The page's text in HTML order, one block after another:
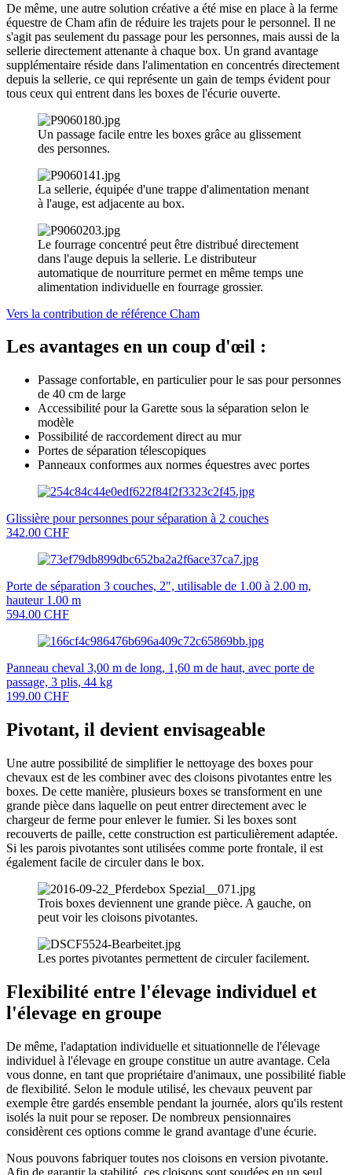
De même, une autre solution créative a été mise en place à la ferme
équestre de Cham afin de réduire les trajets pour le personnel. Il ne
s'agit pas seulement du passage pour les personnes, mais aussi de la
sellerie directement attenante à chaque box. Un grand avantage
supplémentaire réside dans l'alimentation en concentrés directement
depuis la sellerie, ce qui représente un gain de temps évident pour
tous ceux qui entrent dans les boxes de l'écurie ouverte.
Un passage facile entre les boxes grâce au glissement
des personnes.
La sellerie, équipée d'une trappe d'alimentation menant
à l'auge, est adjacente au box.
Le fourrage concentré peut être distribué directement
dans l'auge depuis la sellerie. Le distributeur
automatique de nourriture permet en même temps une
alimentation individuelle en fourrage grossier.
Vers la contribution de référence Cham
Les avantages en un coup d'œil :
Passage confortable, en particulier pour le sas pour personnes
de 40 cm de large
Accessibilité pour la Garette sous la séparation selon le
modèle
Possibilité de raccordement direct au mur
Portes de séparation télescopiques
Panneaux conformes aux normes équestres avec portes
Glissière pour personnes pour séparation à 2 couches
342.00 CHF
Porte de séparation 3 couches, 2", utilisable de 1.00 à 2.00 m,
hauteur 1.00 m
594.00 CHF
Panneau cheval 3,00 m de long, 1,60 m de haut, avec porte de
passage, 3 plis, 44 kg
199.00 CHF
Pivotant, il devient envisageable
Une autre possibilité de simplifier le nettoyage des boxes pour
chevaux est de les combiner avec des cloisons pivotantes entre les
boxes. De cette manière, plusieurs boxes se transforment en une
grande pièce dans laquelle on peut entrer directement avec le
chargeur de ferme pour enlever le fumier. Si les boxes sont
recouverts de paille, cette construction est particulièrement adaptée.
Si les parois pivotantes sont utilisées comme porte frontale, il est
également facile de circuler dans le box.
Trois boxes deviennent une grande pièce. A gauche, on
peut voir les cloisons pivotantes.
Les portes pivotantes permettent de circuler facilement.
Flexibilité entre l'élevage individuel et
l'élevage en groupe
De même, l'adaptation individuelle et situationnelle de l'élevage
individuel à l'élevage en groupe constitue un autre avantage. Cela
vous donne, en tant que propriétaire d'animaux, une possibilité fiable
de flexibilité. Selon le module utilisé, les chevaux peuvent par
exemple être gardés ensemble pendant la journée, alors qu'ils restent
isolés la nuit pour se reposer. De nombreux pensionnaires
considèrent ces options comme le grand avantage d'une écurie.
Nous pouvons fabriquer toutes nos cloisons en version pivotante.
Afin de garantir la stabilité, ces cloisons sont soudées en un seul